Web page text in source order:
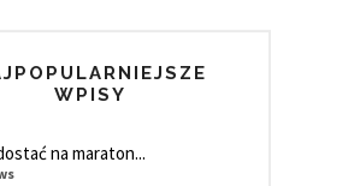
WPISY
na maraton...